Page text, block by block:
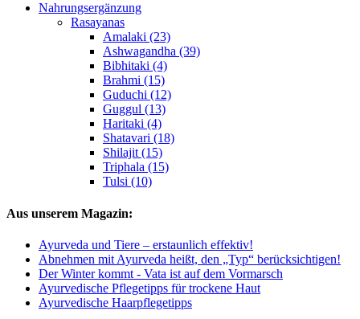
Nahrungsergänzung
Rasayanas
Amalaki (23)
Ashwagandha (39)
Bibhitaki (4)
Brahmi (15)
Guduchi (12)
Guggul (13)
Haritaki (4)
Shatavari (18)
Shilajit (15)
Triphala (15)
Tulsi (10)
Aus unserem Magazin:
Ayurveda und Tiere – erstaunlich effektiv!
Abnehmen mit Ayurveda heißt, den „Typ“ berücksichtigen!
Der Winter kommt - Vata ist auf dem Vormarsch
Ayurvedische Pflegetipps für trockene Haut
Ayurvedische Haarpflegetipps